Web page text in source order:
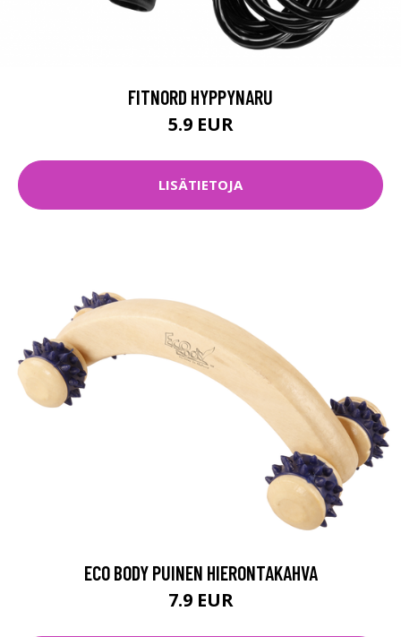
FITNORD HYPPYNARU
5.9 EUR
LISÄTIETOJA
ECO BODY PUINEN HIERONTAKAHVA
7.9 EUR